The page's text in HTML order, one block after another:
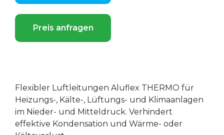
Preis anfragen
Flexibler Luftleitungen Aluflex THERMO für
Heizungs-, Kälte-, Lüftungs- und Klimaanlagen
im Nieder- und Mitteldruck. Verhindert
effektive Kondensation und Wärme- oder